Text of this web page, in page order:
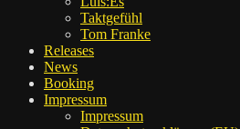
Takt­ge­fühl
Tom Fran­ke
Releases
News
Boo­king
Impres­sum
Impres­sum